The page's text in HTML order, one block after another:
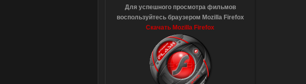
Для успешного просмотра фильмов
воспользуйтесь браузером Mozilla Firefox
Скачать Mozilla Firefox